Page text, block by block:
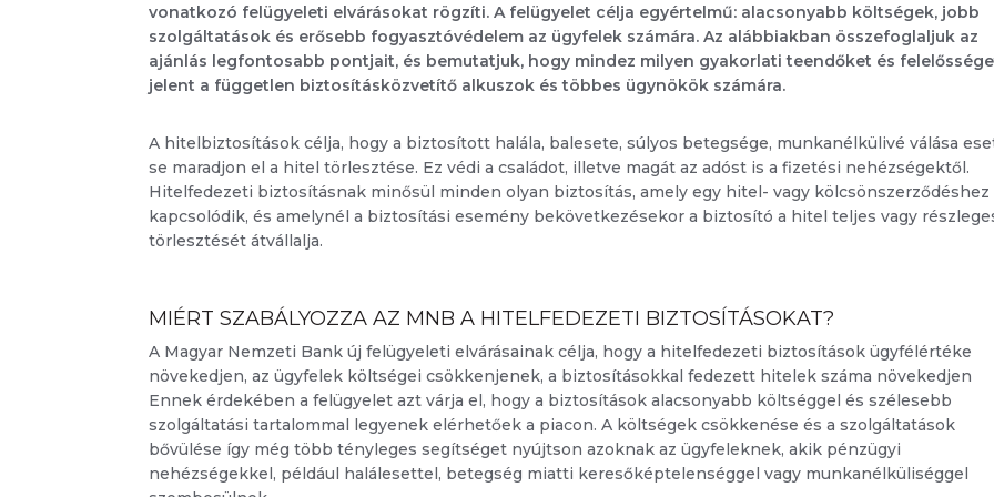
vonatkozó felügyeleti elvárásokat rögzíti. A felügyelet célja egyértelmű: alacsonyabb költségek, jobb
szolgáltatások és erősebb fogyasztóvédelem az ügyfelek számára. Az alábbiakban összefoglaljuk az
ajánlás legfontosabb pontjait, és bemutatjuk, hogy mindez milyen gyakorlati teendőket és
jelent a független biztosításközvetítő alkuszok és többes ügynökök számára.
A hitelbiztosítások célja, hogy a biztosított halála, balesete, súlyos betegsége, munkanélkülivé válása
se maradjon el a hitel törlesztése. Ez védi a családot, illetve magát az adóst is a fizetési nehézségektől.
Hitelfedezeti biztosításnak minősül minden olyan biztosítás, amely egy hitel- vagy kölcsönszerződéshez
kapcsolódik, és amelynél a biztosítási esemény bekövetkezésekor a biztosító a hitel teljes vagy
törlesztését átvállalja.
MIÉRT SZABÁLYOZZA AZ MNB A HITELFEDEZETI BIZTOSÍTÁSOKAT?
A Magyar Nemzeti Bank új felügyeleti elvárásainak célja, hogy a hitelfedezeti biztosítások ügyfélértéke
növekedjen, az ügyfelek költségei csökkenjenek, a biztosításokkal fedezett hitelek száma növekedjen
Ennek érdekében a felügyelet azt várja el, hogy a biztosítások alacsonyabb költséggel és szélesebb
szolgáltatási tartalommal legyenek elérhetőek a piacon. A költségek csökkenése és a szolgáltatások
bővülése így még több tényleges segítséget nyújtson azoknak az ügyfeleknek, akik pénzügyi
nehézségekkel, például halálesettel, betegség miatti keresőképtelenséggel vagy munkanélküliséggel